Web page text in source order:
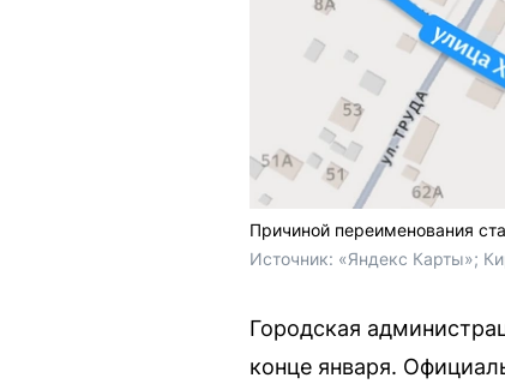
Причиной переименования
Источник: «Яндекс Карты»;
Городская
конце января.